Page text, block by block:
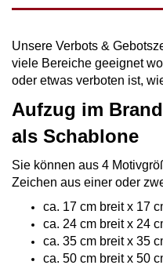
Unsere Verbots &
viele Bereiche geeignet
oder etwas verboten ist,
Aufzug im
als Schablone
Sie können aus 4
Zeichen aus einer oder
ca. 17 cm breit x 17
ca. 24 cm breit x 24
ca. 35 cm breit x 35
ca. 50 cm breit x 50